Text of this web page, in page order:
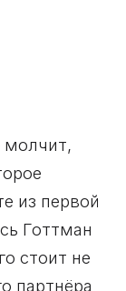
молчит,
из первой
Готтман
стоит не
партнёра